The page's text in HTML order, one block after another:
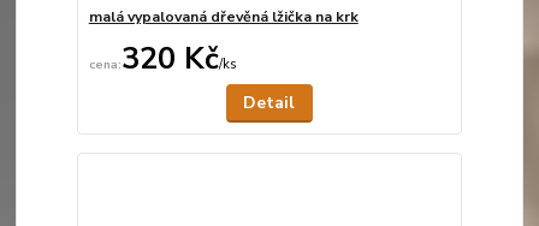
malá vypalovaná dřevěná lžička na krk
320 Kč/ks
Detail